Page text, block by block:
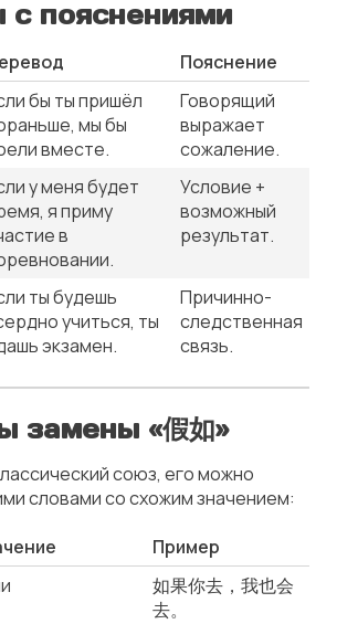
пояснениями
Пояснение
бы ты пришёл
мы бы
вместе.
Говорящий
выражает
сожаление.
у меня будет
я приму
в
Условие +
возможный
результат.
ты будешь
учиться, ты
экзамен.
Причинно-
следственная
связь.
замены «假如»
союз, его можно
словами со схожим значением:
Пример
如果你去，我也会
去。